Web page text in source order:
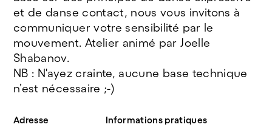
et de danse contact, nous vous invitons à
communiquer votre sensibilité par le
mouvement. Atelier animé par Joelle
Shabanov.
NB : N'ayez crainte, aucune base technique
n’est nécessaire ;-)
Adresse Informations pratiques